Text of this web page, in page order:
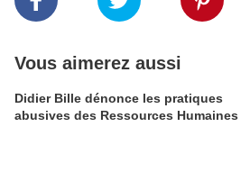
Vous aimerez aussi
Didier Bille dénonce les pratiques
abusives des Ressources Humaines